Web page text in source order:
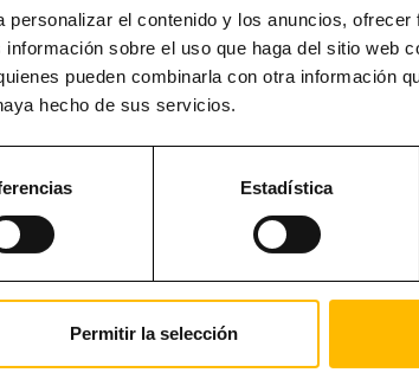
el contenido y los anuncios,
sobre el uso que haga del sitio web
pueden combinarla con otra información
hecho de sus servicios.
Estadística
Permitir la selección
and well-
staff is
to stay!